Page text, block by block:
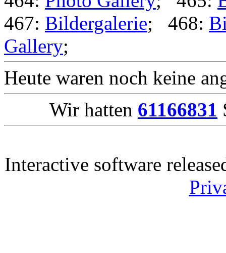
467: Bildergalerie; 468:
Gallery;
Heute waren noch keine
Wir hatten 61166831
Interactive software